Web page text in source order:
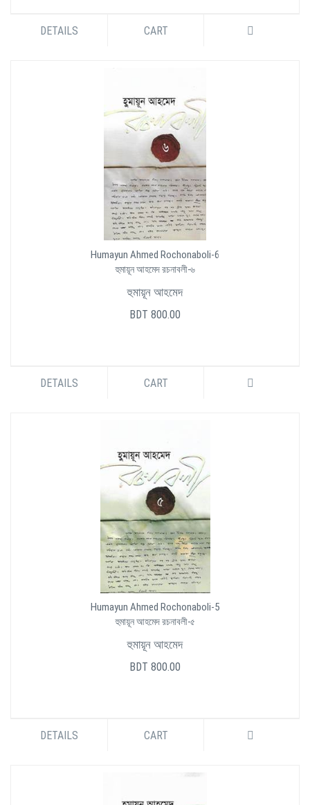
DETAILS CART
Humayun Ahmed Rochonaboli-6
হুমায়ূন আহমেদ রচনাবলী-৬
হুমায়ূন আহমেদ
BDT 800.00
DETAILS CART
Humayun Ahmed Rochonaboli-5
হুমায়ূন আহমেদ রচনাবলী-৫
হুমায়ূন আহমেদ
BDT 800.00
DETAILS CART